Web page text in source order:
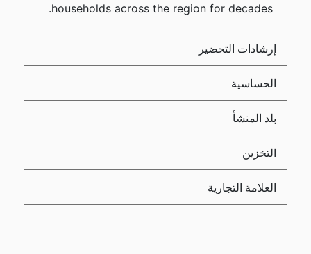
households across the region for decades.
إرشادات التحضير
الحساسية
بلد المنشأ
التخزين
العلامة التجارية